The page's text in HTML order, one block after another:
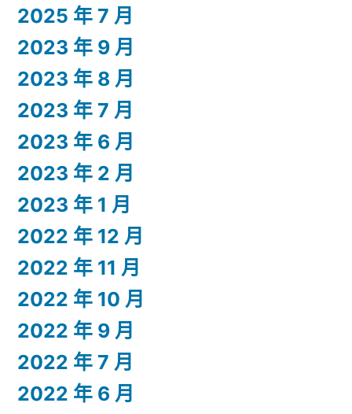
2025 年 7 月
2023 年 9 月
2023 年 8 月
2023 年 7 月
2023 年 6 月
2023 年 2 月
2023 年 1 月
2022 年 12 月
2022 年 11 月
2022 年 10 月
2022 年 9 月
2022 年 7 月
2022 年 6 月